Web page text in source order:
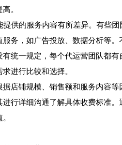
。
的服务内容有所差异。有些团
务，如广告投放、数据分析等。
一规定，每个代运营团队都有
进行比较和选择。
铺规模、销售额和服务内容等
行详细沟通了解具体收费标准